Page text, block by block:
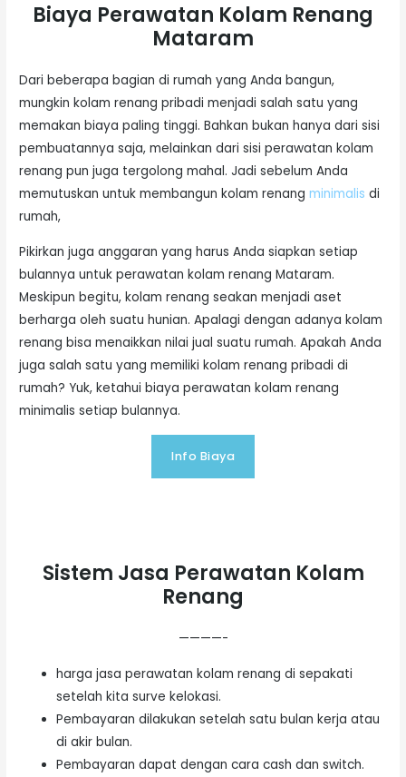
Biaya Perawatan Kolam Renang
Mataram
Dari beberapa bagian di rumah yang Anda bangun,
mungkin kolam renang pribadi menjadi salah satu yang
memakan biaya paling tinggi. Bahkan bukan hanya dari sisi
pembuatannya saja, melainkan dari sisi perawatan kolam
renang pun juga tergolong mahal. Jadi sebelum Anda
memutuskan untuk membangun kolam renangminimalis di
rumah,
Pikirkan juga anggaran yang harus Anda siapkan setiap
bulannya untuk perawatan kolam renang Mataram.
Meskipun begitu, kolam renang seakan menjadi aset
berharga oleh suatu hunian. Apalagi dengan adanya kolam
renang bisa menaikkan nilai jual suatu rumah. Apakah Anda
juga salah satu yang memiliki kolam renang pribadi di
rumah? Yuk, ketahui biaya perawatan kolam renang
minimalis setiap bulannya.
Info Biaya
Sistem Jasa Perawatan Kolam
Renang
————-
harga jasa perawatan kolam renang di sepakati
setelah kita surve kelokasi.
Pembayaran dilakukan setelah satu bulan kerja atau
di akir bulan.
Pembayaran dapat dengan cara cash dan switch.